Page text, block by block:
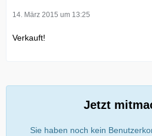
14. März 2015 um 13:25
Verkauft!
Jetzt
Sie haben noch kein